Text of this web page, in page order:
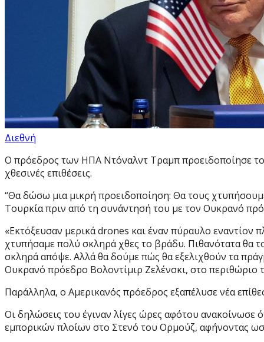
Διεθνή
Ο πρόεδρος των ΗΠΑ Ντόναλντ Τραμπ προειδοποίησε το
χθεσινές επιθέσεις.
“Θα δώσω μια μικρή προειδοποίηση: Θα τους
Τουρκία πριν από τη συνάντησή του με τον Ουκρανό
«Εκτόξευσαν μερικά drones και έναν πύραυλο εναντίον
χτυπήσαμε πολύ σκληρά χθες το βράδυ. Πιθανότατα θα
σκληρά απόψε. Αλλά θα δούμε πώς θα εξελιχθούν τα
Ουκρανό πρόεδρο Βολοντίμιρ Ζελένσκι, στο
Παράλληλα, ο Αμερικανός πρόεδρος εξαπέλυσε νέα
Οι δηλώσεις του έγιναν λίγες ώρες αφότου ανακοίνωσε
εμπορικών πλοίων στο Στενό του Ορμούζ, αφήνοντας